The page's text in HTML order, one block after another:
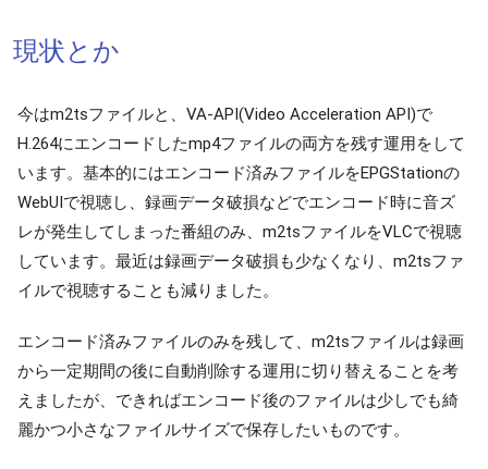
現状とか
今はm2tsファイルと、VA-API(Video Acceleration API)で
H.264にエンコードしたmp4ファイルの両方を残す運用をして
います。基本的にはエンコード済みファイルをEPGStationの
WebUIで視聴し、録画データ破損などでエンコード時に音ズ
レが発生してしまった番組のみ、m2tsファイルをVLCで視聴
しています。最近は録画データ破損も少なくなり、m2tsファ
イルで視聴することも減りました。
エンコード済みファイルのみを残して、m2tsファイルは録画
から一定期間の後に自動削除する運用に切り替えることを考
えましたが、できればエンコード後のファイルは少しでも綺
麗かつ小さなファイルサイズで保存したいものです。